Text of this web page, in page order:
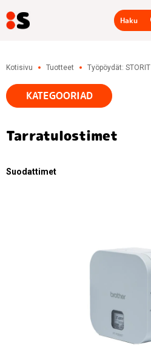
Varastotrukit,
nostolavat,
pukukaapit
työkaluvarasto
Kuormalavat,
turvallisuus
Haku
Kotisivu Tuotteet Työpöydät: STORIT
KATEGOORIAD
Tarratulostimet
Suodattimet